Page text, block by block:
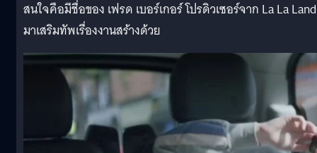
สนใจคือมีชื่อของ เฟรด เบอร์เกอร์ โปรดิวเซอร์จาก La La Land
มาเสริมทัพเรื่องงานสร้างด้วย